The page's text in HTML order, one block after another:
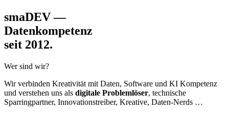
smaDEV —
Datenkompetenz
seit 2012.
Wer sind wir?
Wir verbinden Kreativität mit Daten, Software und KI Kompetenz
und verstehen uns als digitale Problemlöser, technische
Sparringpartner, Innovationstreiber, Kreative, Daten-Nerds …